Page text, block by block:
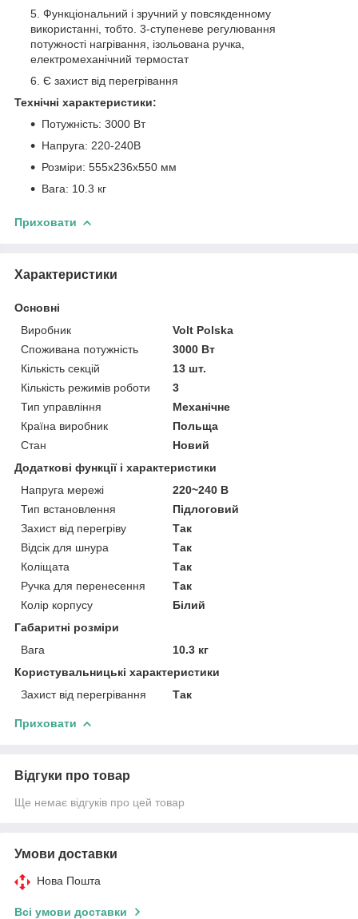
Функціональний і зручний у повсякденному
використанні, тобто. 3-ступеневе регулювання
потужності нагрівання, ізольована ручка,
електромеханічний термостат
Є захист від перегрівання
Технічні характеристики:
Потужність: 3000 Вт
Напруга: 220-240В
Розміри: 555x236x550 мм
Вага: 10.3 кг
Приховати
Характеристики
Основні
Виробник
Volt Polska
Споживана потужність
3000 Вт
Кількість секцій
13 шт.
Кількість режимів роботи
3
Тип управління
Механічне
Країна виробник
Польща
Стан
Новий
Додаткові функції і характеристики
Напруга мережі
220~240 В
Тип встановлення
Підлоговий
Захист від перегріву
Так
Відсік для шнура
Так
Коліщата
Так
Ручка для перенесення
Так
Колір корпусу
Білий
Габаритні розміри
Вага
10.3 кг
Користувальницькі характеристики
Захист від перегрівання
Так
Приховати
Відгуки про товар
Ще немає відгуків про цей товар
Умови доставки
Нова Пошта
Всі умови доставки